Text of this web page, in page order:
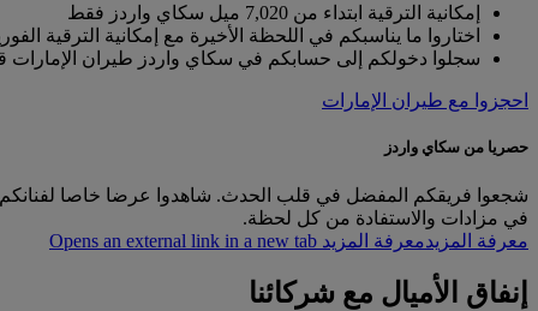
إمكانية الترقية ابتداء من 7,020 ميل سكاي واردز فقط
اختاروا ما يناسبكم في اللحظة الأخيرة مع إمكانية الترقية
سجلوا دخولكم إلى حسابكم في سكاي واردز طيران الإمارات
احجزوا مع طيران الإمارات
حصريا من سكاي واردز
شجعوا فريقكم المفضل في قلب الحدث. شاهدوا عرضا خاصا لفنانكم
في مزادات والاستفادة من كل لحظة.
معرفة المزيدمعرفة المزيد Opens an external link in a new tab
إنفاق الأميال مع شركائنا